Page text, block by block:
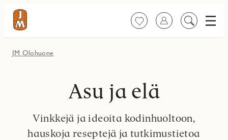
SuosikitKirjaudu sisään
Etsi
JM Olohuone
Asu ja elä
Vinkkejä ja ideoita kodinhuoltoon,
hauskoja reseptejä ja tutkimustietoa